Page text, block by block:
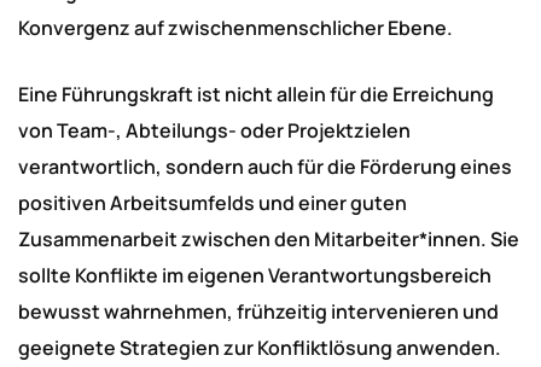
Konvergenz auf zwischenmenschlicher Ebene.
Eine Führungskraft ist nicht allein für die Erreichung
von Team-, Abteilungs- oder Projektzielen
verantwortlich, sondern auch für die Förderung eines
positiven Arbeitsumfelds und einer guten
Zusammenarbeit zwischen den Mitarbeiter*innen. Sie
sollte Konflikte im eigenen Verantwortungsbereich
bewusst wahrnehmen, frühzeitig intervenieren und
geeignete Strategien zur Konfliktlösung anwenden.